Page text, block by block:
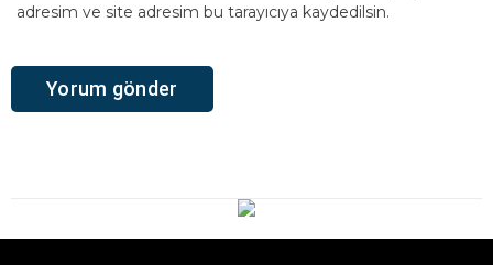
adresim ve site adresim bu tarayıcıya kaydedilsin.